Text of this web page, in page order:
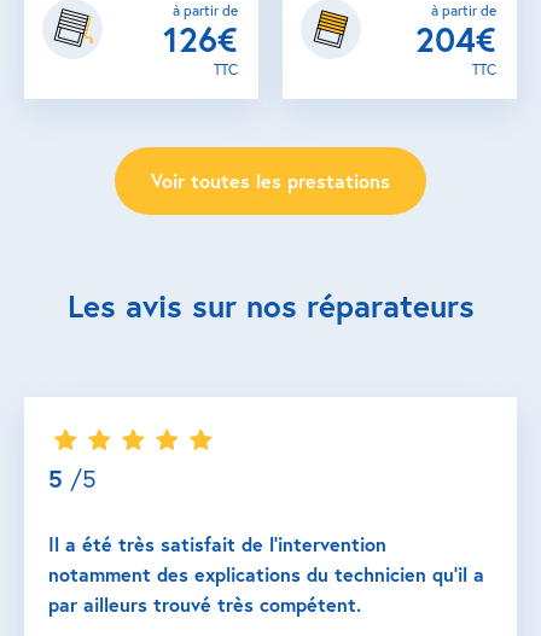
à partir de
126€
TTC
à partir de
204€
TTC
Voir toutes les prestations
Les avis sur nos réparateurs
5 /5
Il a été très satisfait de l’intervention
notamment des explications du technicien qu’il a
par ailleurs trouvé très compétent.